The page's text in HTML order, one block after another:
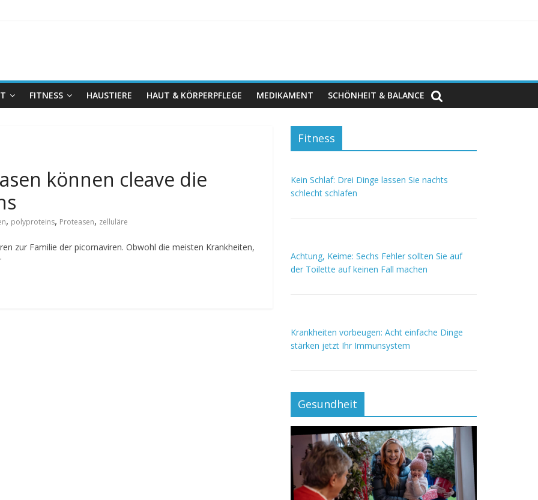
FITNESS HAUSTIERE HAUT & KÖRPERPFLEGE MEDIKAMENT SCHÖNHEIT & BALANCE
können cleave die
, polyproteins, Proteasen, zelluläre
zur Familie der picornaviren. Obwohl die meisten Krankheiten,
Fitness
Kein Schlaf: Drei Dinge lassen Sie nachts
schlecht schlafen
Achtung, Keime: Sechs Fehler sollten Sie auf
der Toilette auf keinen Fall machen
Krankheiten vorbeugen: Acht einfache Dinge
stärken jetzt Ihr Immunsystem
Gesundheit